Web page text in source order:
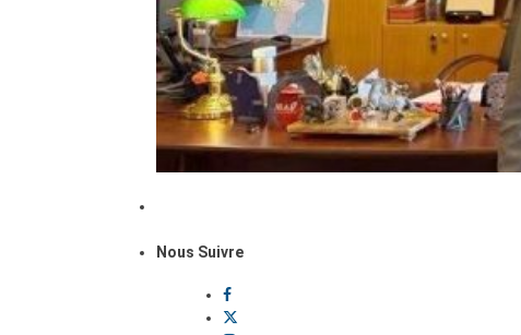
Nous Suivre